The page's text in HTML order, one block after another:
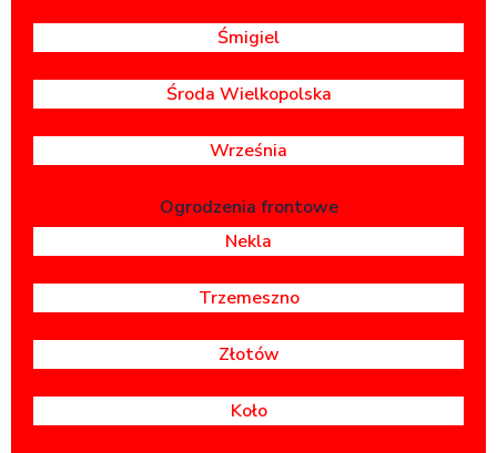
Śmigiel
Środa Wielkopolska
Września
Ogrodzenia frontowe
Nekla
Trzemeszno
Złotów
Koło